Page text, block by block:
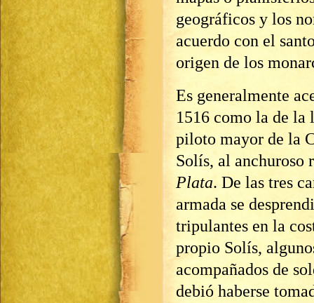
geográficos y los
acuerdo con el
origen de los
Es generalmente
1516 como la de la
piloto mayor de la
Solís, al anchuroso
Plata. De las tres
armada se
tripulantes en la
propio Solís,
acompañados de
debió haberse